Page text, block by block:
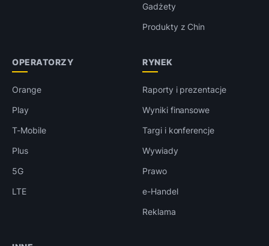
Gadżety
Produkty z Chin
OPERATORZY
Orange
Play
T-Mobile
Plus
5G
LTE
RYNEK
Raporty i prezentacje
Wyniki finansowe
Targi i konferencje
Wywiady
Prawo
e-Handel
Reklama